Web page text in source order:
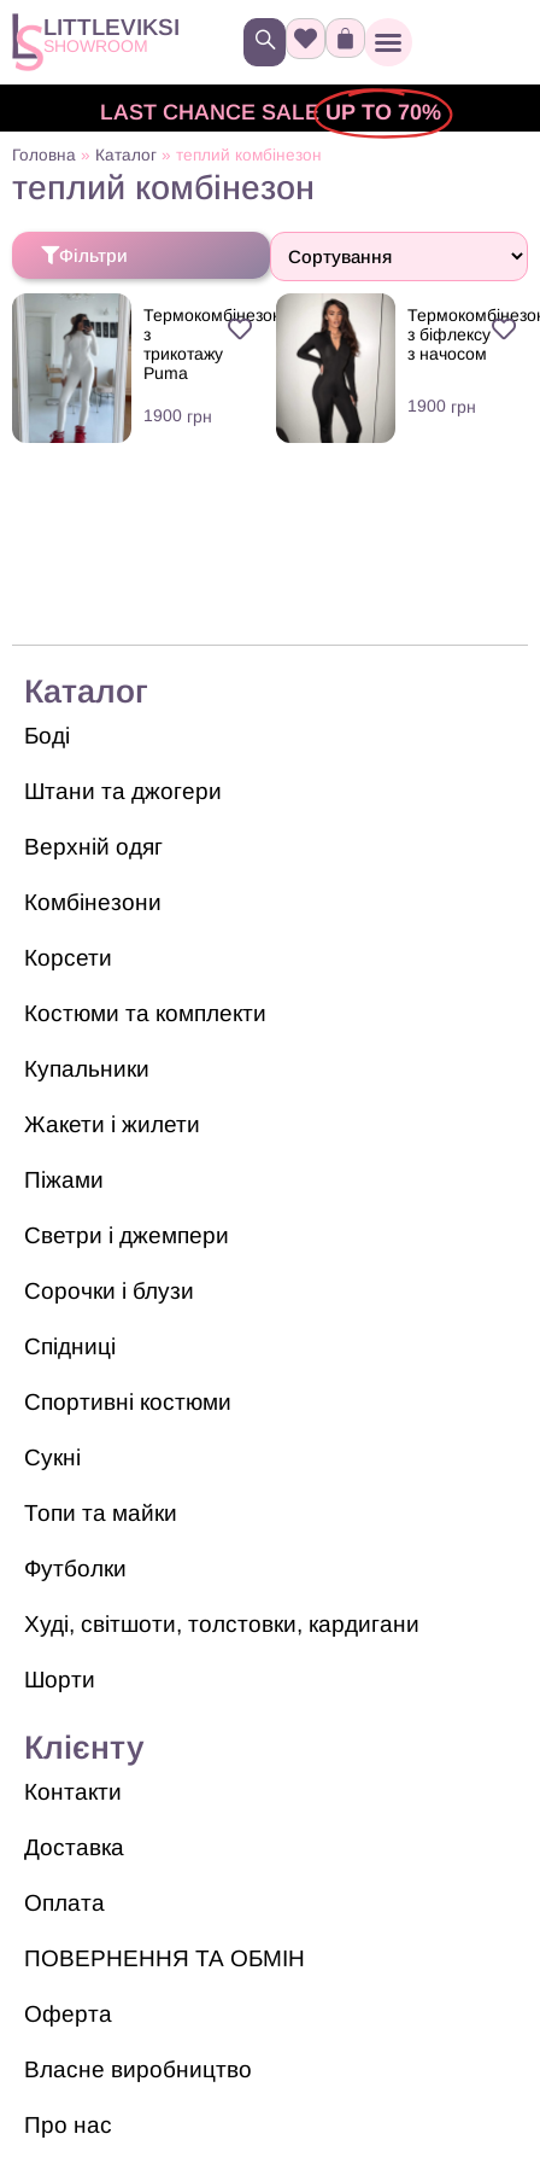
LITTLEVIKSI
SHOWROOM
LAST CHANCE SALE UP TO 70%
Головна » Каталог » теплий комбінезон
теплий комбінезон
Фільтри
Термокомбінезон
з
трикотажу
Puma
1900 грн
з біфлексу
з начосом
1900 грн
Каталог
Боді
Штани та джогери
Верхній одяг
Комбінезони
Корсети
Костюми та комплекти
Купальники
Жакети і жилети
Піжами
Светри і джемпери
Сорочки і блузи
Спідниці
Спортивні костюми
Сукні
Топи та майки
Футболки
Худі, світшоти, толстовки, кардигани
Шорти
Клієнту
Контакти
Доставка
Оплата
ПОВЕРНЕННЯ ТА ОБМІН
Оферта
Власне виробництво
Про нас